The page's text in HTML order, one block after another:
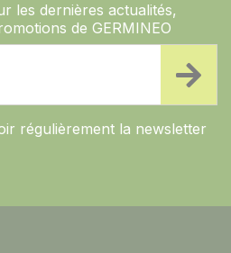
les dernières actualités,
de GERMINEO
régulièrement la newsletter